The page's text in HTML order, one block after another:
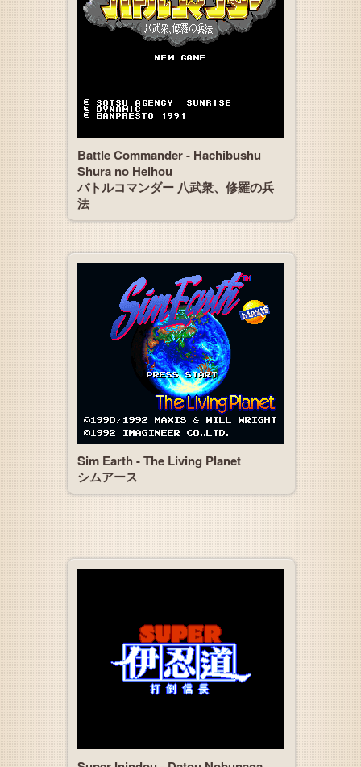
Battle Commander - Hachibushu
Shura no Heihou
バトルコマンダー 八武衆、修羅の兵
法
Sim Earth - The Living Planet
シムアース